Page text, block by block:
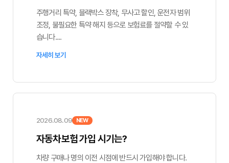
주행거리 특약, 블랙박스 장착, 무사고 할인, 운전자 범위
조정, 불필요한 특약 해지 등으로 보험료를 절약할 수 있
습니다....
자세히 보기
2026.08.09 NEW
자동차보험 가입 시기는?
차량 구매나 명의 이전 시점에 반드시 가입해야 합니다.